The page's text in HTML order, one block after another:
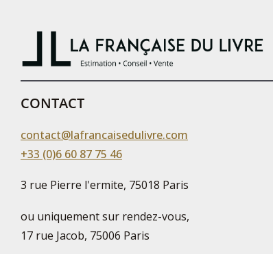
CONTACT
contact@lafrancaisedulivre.com
+33 (0)6 60 87 75 46
3 rue Pierre l'ermite, 75018 Paris
ou uniquement sur rendez-vous,
17 rue Jacob, 75006 Paris